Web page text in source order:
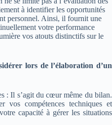
à identifier les opportunités
personnel. Ainsi, il fournit une
votre performance
vos atouts distinctifs sur le
lors de l’élaboration d’un
: Il s’agit du cœur même du bilan.
vos compétences techniques et
capacité à gérer les situations